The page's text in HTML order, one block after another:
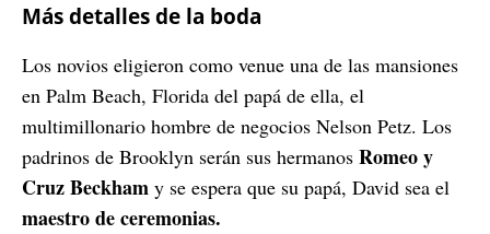
Más detalles de la boda
Los novios eligieron como venue una de las mansiones
en Palm Beach, Florida del papá de ella, el
multimillonario hombre de negocios Nelson Petz. Los
padrinos de Brooklyn serán sus hermanos Romeo y
Cruz Beckham y se espera que su papá, David sea el
maestro de ceremonias.